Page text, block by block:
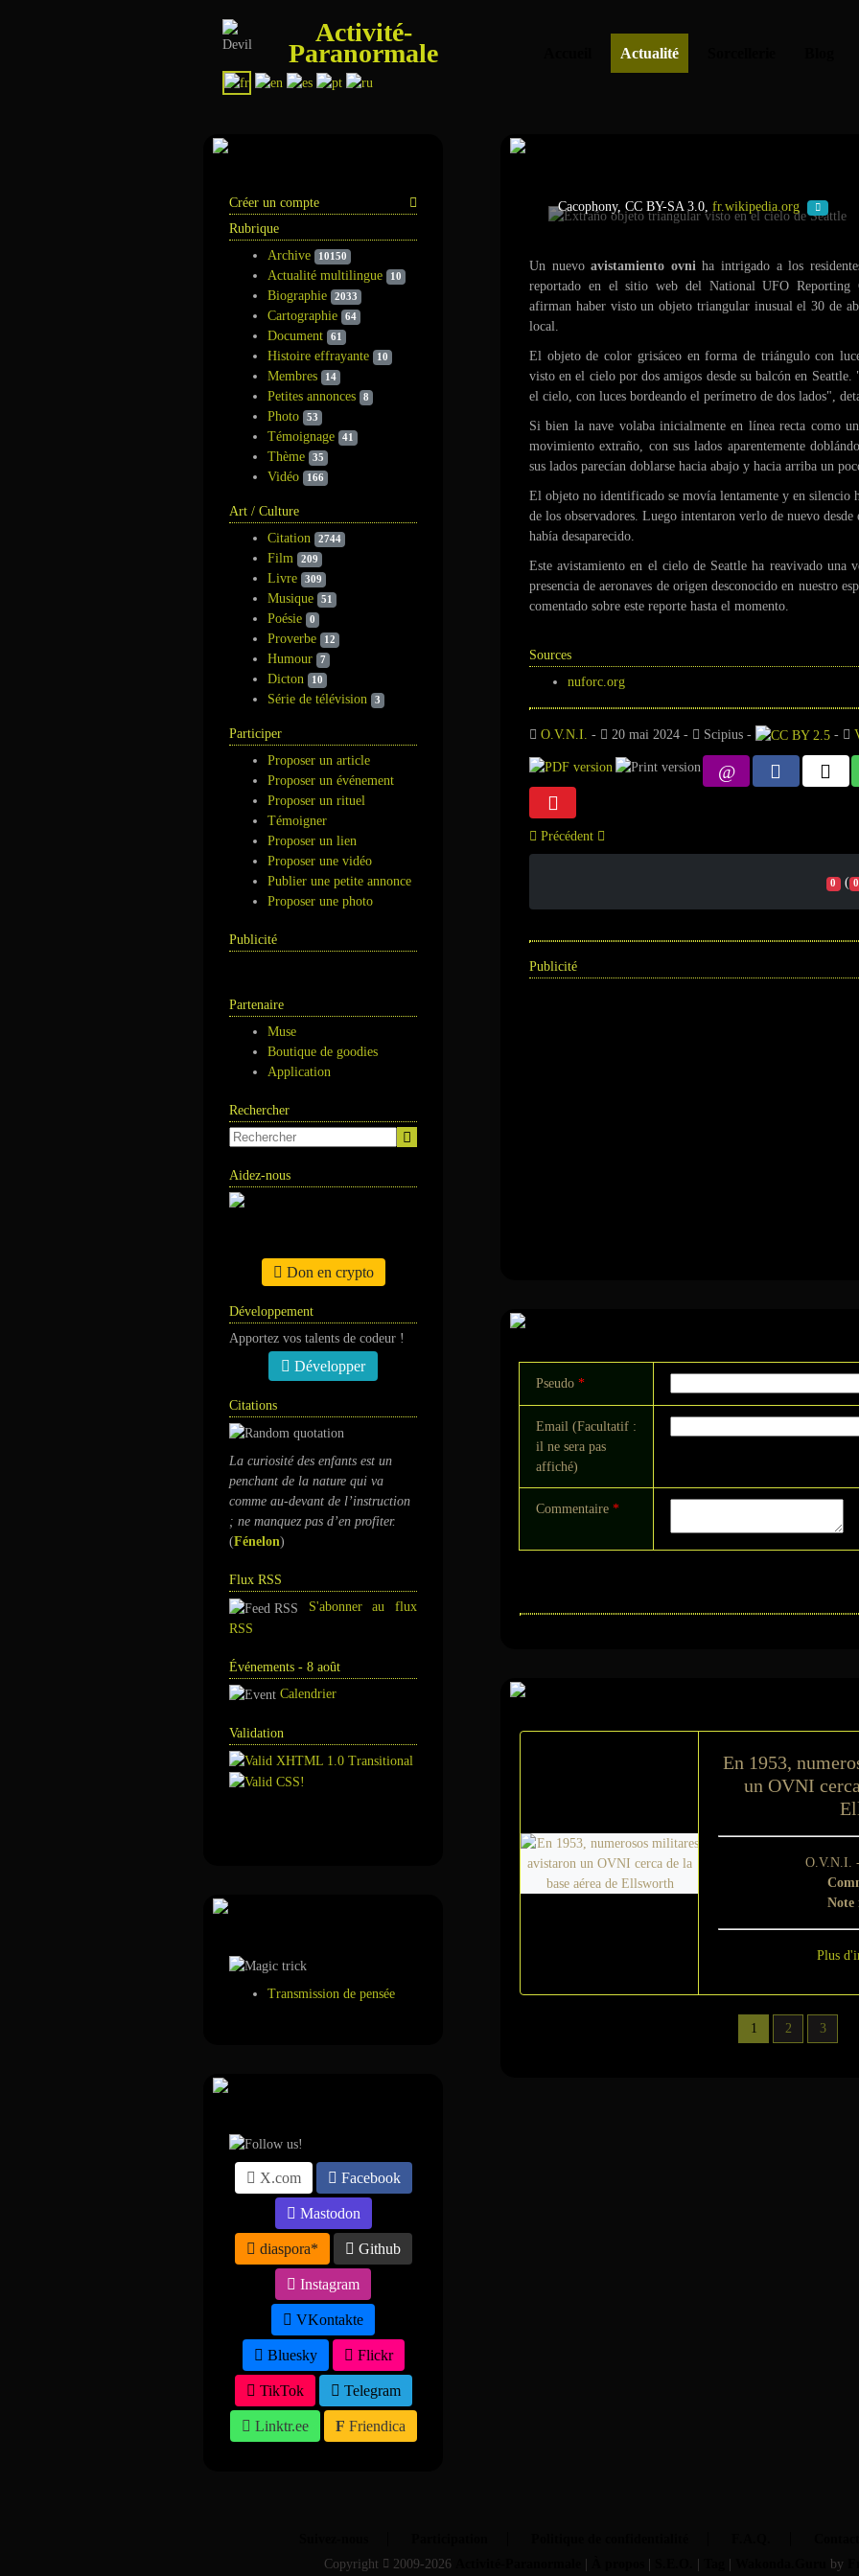
Activité-
Paranormale Actualité
Créer un compte
Rubrique
Archive
10150
Actualité multilingue 10
Biographie 2033
Cartographie 64
Document 61
Histoire effrayante 10
Membres 14
Petites annonces 8
Photo 53
Témoignage 41
Thème 35
Vidéo 166
Art / Culture
Citation
2744
Film 209
Livre 309
Musique 51
Poésie 0
Proverbe 12
Humour 7
Dicton 10
Série de télévision 3
Participer
Proposer un article
Proposer un événement
Proposer un rituel
Témoigner
Proposer un lien
Proposer une vidéo
Publier une petite annonce
Proposer une photo
Publicité
Partenaire
Muse
Boutique de goodies
Application
Rechercher
Aidez-nous
Don en crypto
Développement
Apportez vos talents de codeur !
Développer
Citations
La curiosité des enfants est un
penchant de la nature qui va
comme au-devant de l’instruction
; ne manquez pas d’en profiter.
(Fénelon)
Flux RSS
S'abonner au flux
RSS
Événements - 8 août
Calendrier
Validation
Transmission de pensée
X.com Facebook
Mastodon
diaspora* Github
Instagram
VKontakte
Bluesky Flickr
TikTok Telegram
Linktr.ee Friendica
Cacophony, CC BY-SA 3.0, fr.wikipedia.org
Un nuevoavistamiento ovniha intrigado a los
reportado en el sitio web del National UFO Reporting
afirman haber visto un objeto triangular inusual el 30 de
local.
El objeto de color grisáceo en forma de triángulo con
visto en el cielo por dos amigos desde su balcón en
el cielo, con luces bordeando el perímetro de dos lados",
Si bien la nave volaba inicialmente en línea recta como
movimiento extraño, con sus lados aparentemente
sus lados parecían doblarse hacia abajo y hacia arriba un
El objeto no identificado se movía lentamente y en silencio
de los observadores. Luego intentaron verlo de nuevo
había desaparecido.
Este avistamiento en el cielo de Seattle ha reavivado una
presencia de aeronaves de origen desconocido en nuestro
comentado sobre este reporte hasta el momento.
Sources
nuforc.org
O.V.N.I. - 20 mai 2024 - Scipius - -
Précédent
0 ( 0
Publicité
Pseudo *
Email (Facultatif :
il ne sera pas
affiché)
Commentaire *
1 2 3
En 1953,
un OVNI
O.V.N.I.
Note
Plus
Copyright
2009-2026 by